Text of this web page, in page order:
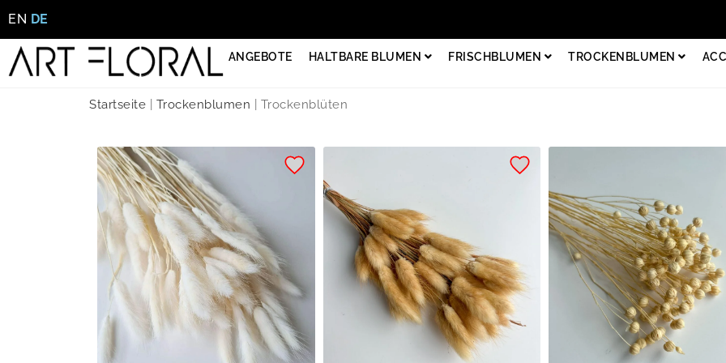
EN DE
ANGEBOTE HALTBARE BLUMEN FRISCHBLUMEN TROCKENBLUMEN
Startseite Trockenblumen Trockenblüten